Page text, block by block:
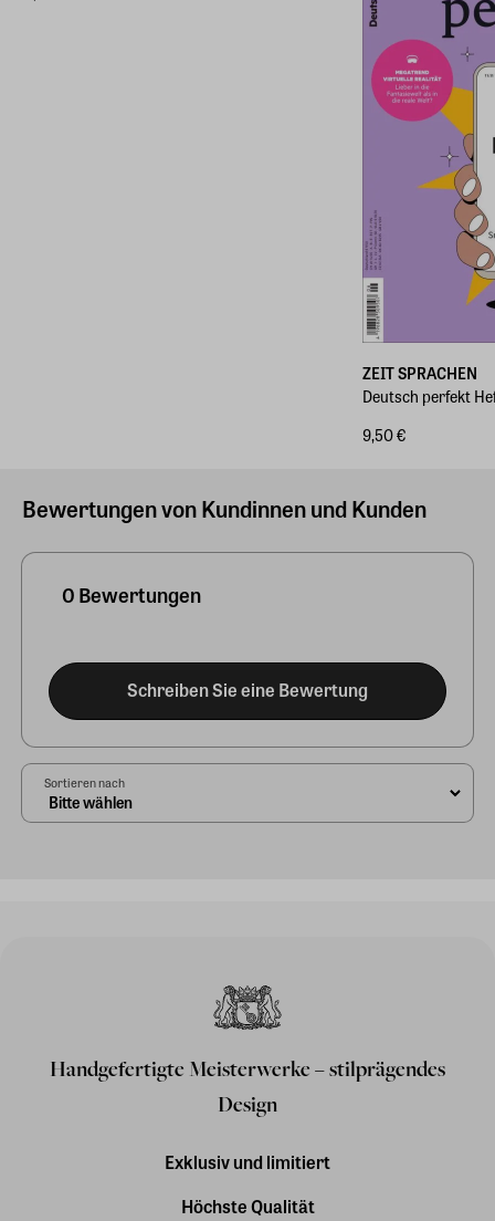
ZEIT SPRACHEN
Deutsch perfekt
9,50 €
Bewertungen von Kundinnen und Kunden
0 Bewertungen
Schreiben Sie eine Bewertung
Sortieren nach
Handgefertigte Meisterwerke – stilprägendes
Design
Exklusiv und limitiert
Höchste Qualität